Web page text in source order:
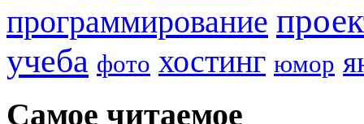
программирование
учеба фото хостинг юмор
Самое читаемое